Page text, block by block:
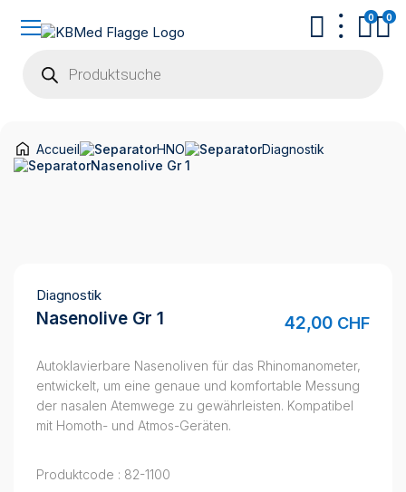
search
0 0
Accueil HNO
Diagnostik
Nasenolive Gr 1
Diagnostik
Nasenolive Gr 1 42,00 CHF
Autoklavierbare Nasenoliven für das Rhinomanometer,
entwickelt, um eine genaue und komfortable Messung
der nasalen Atemwege zu gewährleisten. Kompatibel
mit Homoth- und Atmos-Geräten.
Produktcode : 82-1100